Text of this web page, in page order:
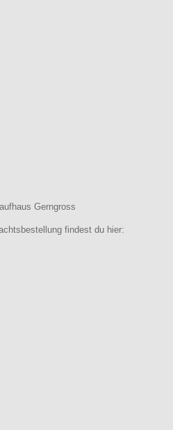
Gerngross
findest du hier: